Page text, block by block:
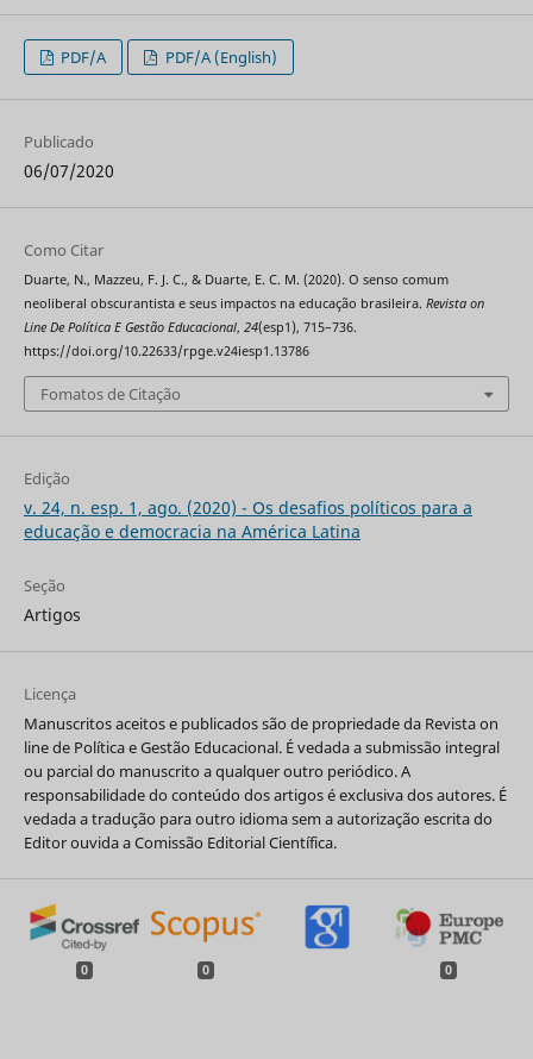
PDF/A PDF/A (English)
Publicado
06/07/2020
Como Citar
Duarte, N., Mazzeu, F. J. C., & Duarte, E. C. M. (2020). O senso comum
neoliberal obscurantista e seus impactos na educação brasileira. Revista on
Line De Política E Gestão Educacional, 24(esp1), 715–736.
https://doi.org/10.22633/rpge.v24iesp1.13786
Fomatos de Citação
Edição
v. 24, n. esp. 1, ago. (2020) - Os desafios políticos para a
educação e democracia na América Latina
Seção
Artigos
Licença
Manuscritos aceitos e publicados são de propriedade da Revista on
line de Política e Gestão Educacional. É vedada a submissão integral
ou parcial do manuscrito a qualquer outro periódico. A
responsabilidade do conteúdo dos artigos é exclusiva dos autores. É
vedada a tradução para outro idioma sem a autorização escrita do
Editor ouvida a Comissão Editorial Científica.
0 0 0